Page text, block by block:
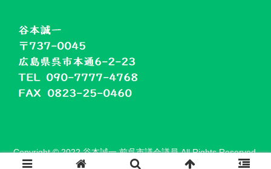
Copyright © 2022 谷本誠一 前呉市議会議員 All Rights Reserved.